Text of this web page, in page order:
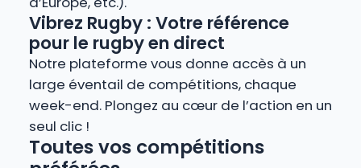
Vibrez Rugby : Votre référence
pour le rugby en direct
Notre plateforme vous donne accès à un
large éventail de compétitions, chaque
week-end. Plongez au cœur de l’action en un
seul clic !
Toutes vos compétitions